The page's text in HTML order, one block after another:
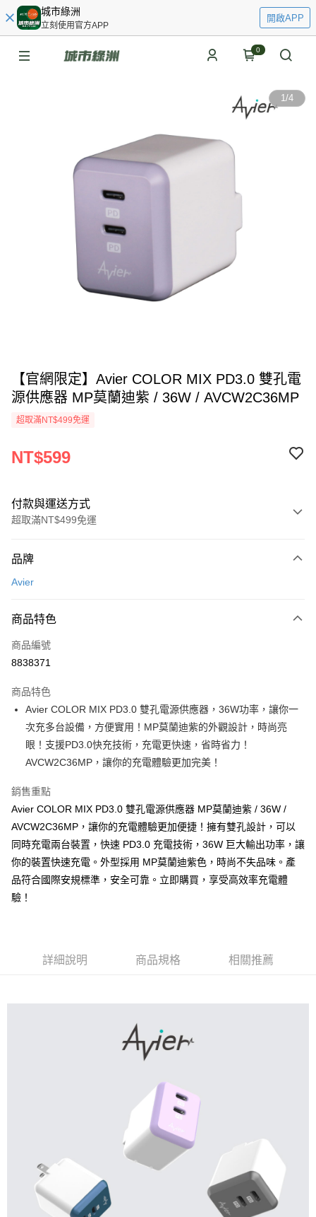
城市綠洲
立刻使用官方APP
開啟APP
0
1/4
【官網限定】Avier COLOR MIX PD3.0 雙孔電
源供應器 MP莫蘭迪紫 / 36W / AVCW2C36MP
超取滿NT$499免運
NT$599
付款與運送方式
超取滿NT$499免運
信用卡一次付款
LINE Pay
Apple Pay
悠遊付
Google Pay
全盈+PAY
相關說明
【大哥付你分期使用說明】
1.本服務由台灣大哥大提供，台灣大哥大用戶可立即使用無須另外申請。
流程，驗證手機門號後，選擇欲分期的期數、繳款截止日，確認付款後即完
成交易。
3.實際核准額度、可分期數及費用金額請依後續交易確認頁面所載為準。
4.訂單成立30分鐘內，如未前往確認交易或遇審核未通過，訂單將自動取
消。如遇「轉專審核」未通過狀況，表示未達大哥付你分期系統評分，恕無
2.透過簡訊連結打開帳單後，可選擇「超商條碼／台灣大直營門市／銀行轉
用戶於交易時，得透過本服務購買商品或服務，並由商店將買賣／分期付款
買賣價金債權讓與本公司後，依約使用本公司帳單繳交帳款。
2.基於同意付款使用「大哥付你分期」之契約關係目的，商店將以您的個人
資料（包含姓名、電話或地址）提供予台灣大哥大進項蒐集、處理及利用，
3.完整用戶服務條款，請詳閱以下連結：
https://oppay.tw/userRule
相關說明
AFTEE先享後付是「在收到商品之後才付款」的支付方式。 讓您購物簡單
便利好安心！
１．簡單：不需註冊會員、不需綁卡、不需儲值。
２．便利：只要手機號碼，簡訊認證，即可結帳。
１．於結帳方式選擇「AFTEE先享後付」後，將跳轉至「AFTEE先享後付」
結帳頁面，進行簡訊認證並確認金額後，即可完成結帳。
ATM／網路銀行／等多元方式進行付款，方視為交易完成。
購買商品的店家。未經商家同意取消之訂單仍視為有效，需透過AFTEE先享
※ 交易是否成功請以「AFTEE先享後付 」之結帳頁面顯示為準，若有關於
https://netprotections.freshdesk.com/support/home
１．透過由恩沛科技股份有限公司提供之「AFTEE先享後付」服務完成之交
易，需依本服務之必要範圍內提供個人資料，並將交易相關給付款項請求債
權轉讓予恩沛科技股份有限公司。
２．關於個人資料處理事宜，請瀏覽以下網址：
https://aftee.tw/terms/#terms3
３．未成年的使用者請事先徵得法定代理人或監護人之同意方可使用
「AFTEE先享後付」，若未經同意申辦者引起之損失，本公司不負相關責
ATM付款
運送方式
7-11取貨付款
每筆NT$100，滿NT$799(含以上)免運費
品牌
Avier
商品特色
商品編號
8838371
商品特色
Avier COLOR MIX PD3.0 雙孔電源供應器，36W功率，讓你一
次充多台設備，方便實用！MP莫蘭迪紫的外觀設計，時尚亮
眼！支援PD3.0快充技術，充電更快速，省時省力！
AVCW2C36MP，讓你的充電體驗更加完美！
銷售重點
Avier COLOR MIX PD3.0 雙孔電源供應器 MP莫蘭迪紫 / 36W /
AVCW2C36MP，讓你的充電體驗更加便捷！擁有雙孔設計，可以
同時充電兩台裝置，快速 PD3.0 充電技術，36W 巨大輸出功率，讓
你的裝置快速充電。外型採用 MP莫蘭迪紫色，時尚不失品味。產
品符合國際安規標準，安全可靠。立即購買，享受高效率充電體
驗！
詳細說明 商品規格 相關推薦